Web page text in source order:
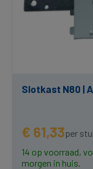
Slotkast N80 |
€ 61,33per
14 op voorraad,
morgen in huis.